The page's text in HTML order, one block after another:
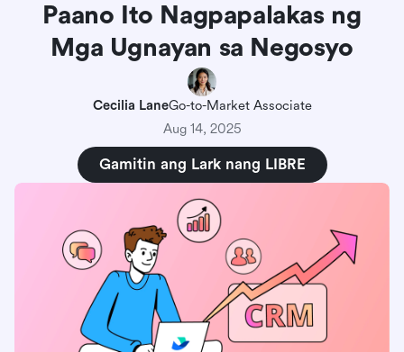
Paano Ito Nagpapalakas ng
Mga Ugnayan sa Negosyo
Cecilia LaneGo-to-Market Associate
Aug 14, 2025
Gamitin ang Lark nang LIBRE